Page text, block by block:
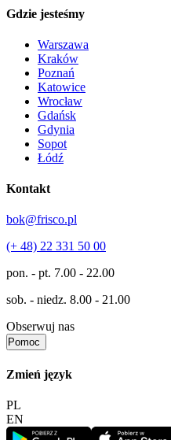
Gdzie jesteśmy
Warszawa
Kraków
Poznań
Katowice
Wrocław
Gdańsk
Gdynia
Sopot
Łódź
Kontakt
bok@frisco.pl
(+ 48) 22 331 50 00
pon. - pt. 7.00 - 22.00
sob. - niedz. 8.00 - 21.00
Obserwuj nas
Pomoc
Zmień język
PL
EN